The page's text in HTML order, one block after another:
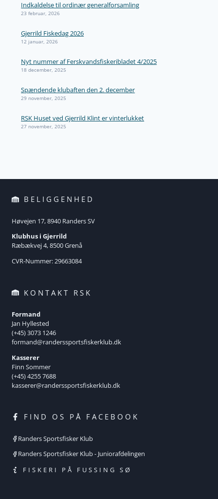
Indkaldelse til ordinær generalforsamling
23 februar, 2026
Gjerrild Fiskedag 2026
12 januar, 2026
Nyt nummer af Ferskvandsfiskeribladet 4/2025
18 december, 2025
Spændende klubaften den 2. december
29 november, 2025
RSK Huset ved Gjerrild Klint er vinterlukket
27 november, 2025
BELIGGENHED
Høvejen 17, 8940 Randers SV
Klubhus i Gjerrild
Ræbækvej 4, 8500 Grenå
CVR-Nummer: 29663084
KONTAKT RSK
Formand
Jan Hyllested
(+45) 3073 1246
formand@randerssportsfiskerklub.dk
Kasserer
Finn Sommer
(+45) 4255 7688
kasserer@randerssportsfiskerklub.dk
FIND OS PÅ FACEBOOK
Randers Sportsfisker Klub
Randers Sportsfisker Klub - Juniorafdelingen
FISKERI PÅ FUSSING SØ